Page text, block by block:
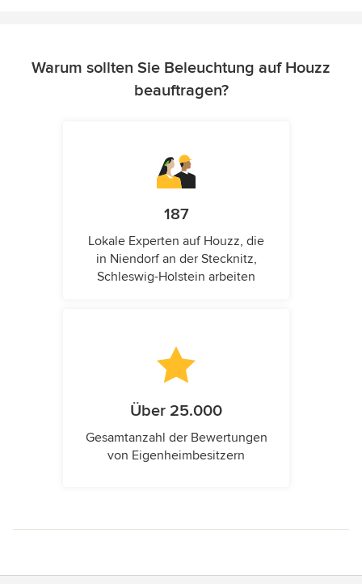
Warum sollten Sie Beleuchtung auf Houzz
beauftragen?
187
Lokale Experten auf Houzz, die
in Niendorf an der Stecknitz,
Schleswig-Holstein arbeiten
Über 25.000
Gesamtanzahl der Bewertungen
von Eigenheimbesitzern